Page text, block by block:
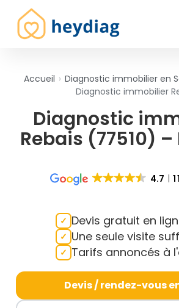
Accueil › Diagnostic immobilier en
Diagnostic immobilier
Diagnostic
Rebais (77510)
4.7
Devis gratuit en
Une seule visite
Tarifs annoncés à
Devis / rendez-vous